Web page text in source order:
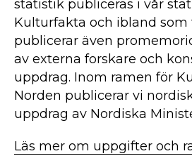
statistik publiceras i vår
Kulturfakta och ibland som
publicerar även
av externa forskare och
uppdrag. Inom ramen för
Norden publicerar vi
uppdrag av Nordiska
Läs mer om uppgifter och